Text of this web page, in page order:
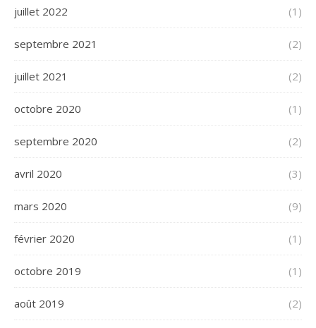
juillet 2022 (1)
septembre 2021 (2)
juillet 2021 (2)
octobre 2020 (1)
septembre 2020 (2)
avril 2020 (3)
mars 2020 (9)
février 2020 (1)
octobre 2019 (1)
août 2019 (2)